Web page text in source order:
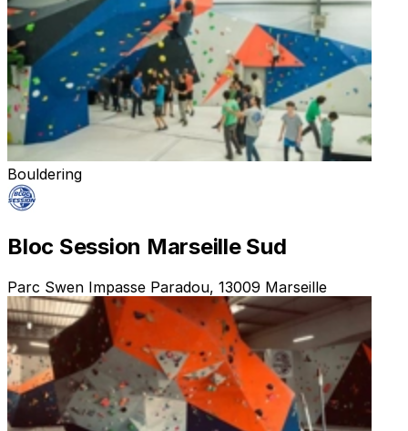
Bouldering
Bloc Session Marseille Sud
Parc Swen Impasse Paradou, 13009 Marseille